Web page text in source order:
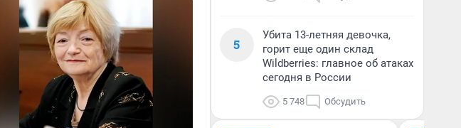
5
Убита 13-летняя девочка,
горит еще один склад
Wildberries: главное об атаках
сегодня в России
5 748 Обсудить